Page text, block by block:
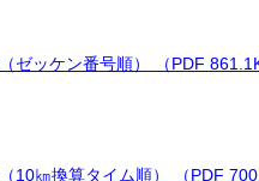
ッケン番号順） （PDF
㎞換算タイム順） （PDF